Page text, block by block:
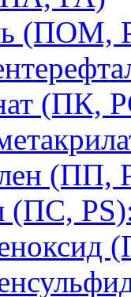
(ПОМ,
(ПК,
(ПП,
(ПС,